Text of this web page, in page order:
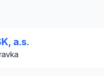
a.s.